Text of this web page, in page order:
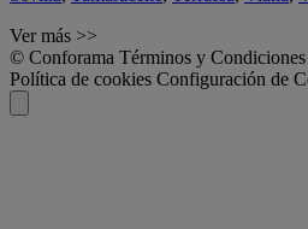
Ver más >>
© Conforama Términos y Condiciones
Política de cookies Configuración de